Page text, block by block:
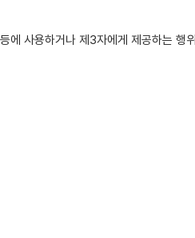
에 사용하거나 제3자에게 제공하는 행위